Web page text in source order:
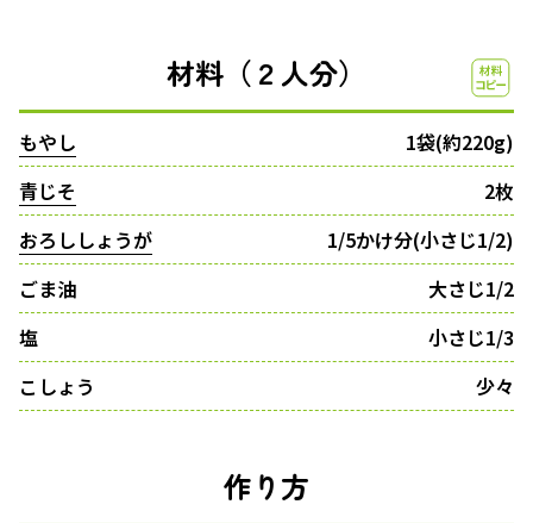
材料（２人分）
もやし
1袋(約220g)
青じそ
2枚
おろししょうが
1/5かけ分(小さじ1/2)
ごま油
大さじ1/2
塩
小さじ1/3
こしょう
少々
作り方